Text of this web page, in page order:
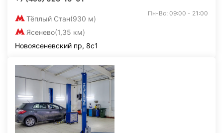
Тёплый Стан(930 м)
Ясенево(1,35 км)
Пн-Вс: 09:00 - 21:00
Новоясеневский пр, 8с1